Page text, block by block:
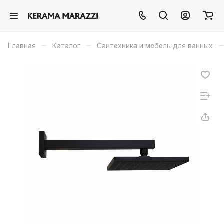
Главная – Каталог – Сантехника и мебель для ванных –